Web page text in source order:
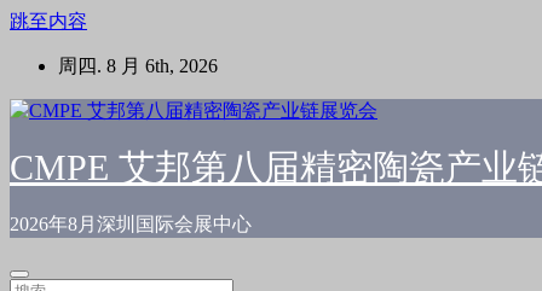
跳至内容
周四. 8 月 6th, 2026
CMPE 艾邦第八届精密陶瓷产业
2026年8月深圳国际会展中心